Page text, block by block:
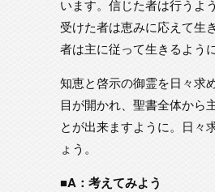
います。信じた者は行うよ
受けた者は恵みに応えて生
者は主に従って生きるよう
知恵と啓示の御霊を日々求
目が開かれ、聖書全体から
とが出来ますように。日々
ょう。
■A：考えてみよう